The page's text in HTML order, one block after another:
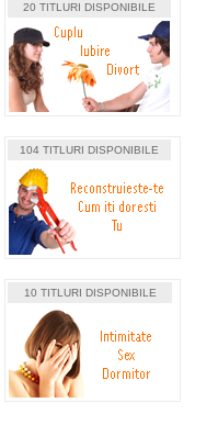
20 TITLURI DISPONIBILE
104 TITLURI DISPONIBILE
10 TITLURI DISPONIBILE